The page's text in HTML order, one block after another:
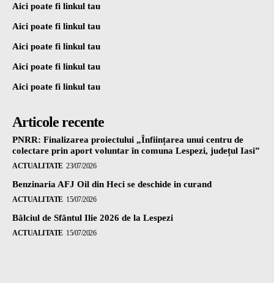
Aici poate fi linkul tau
Aici poate fi linkul tau
Aici poate fi linkul tau
Aici poate fi linkul tau
Aici poate fi linkul tau
Articole recente
PNRR: Finalizarea proiectului „Înființarea unui centru de
colectare prin aport voluntar în comuna Lespezi, județul Iasi”
ACTUALITATE 23/07/2026
Benzinaria AFJ Oil din Heci se deschide in curand
ACTUALITATE 15/07/2026
Bâlciul de Sfântul Ilie 2026 de la Lespezi
ACTUALITATE 15/07/2026